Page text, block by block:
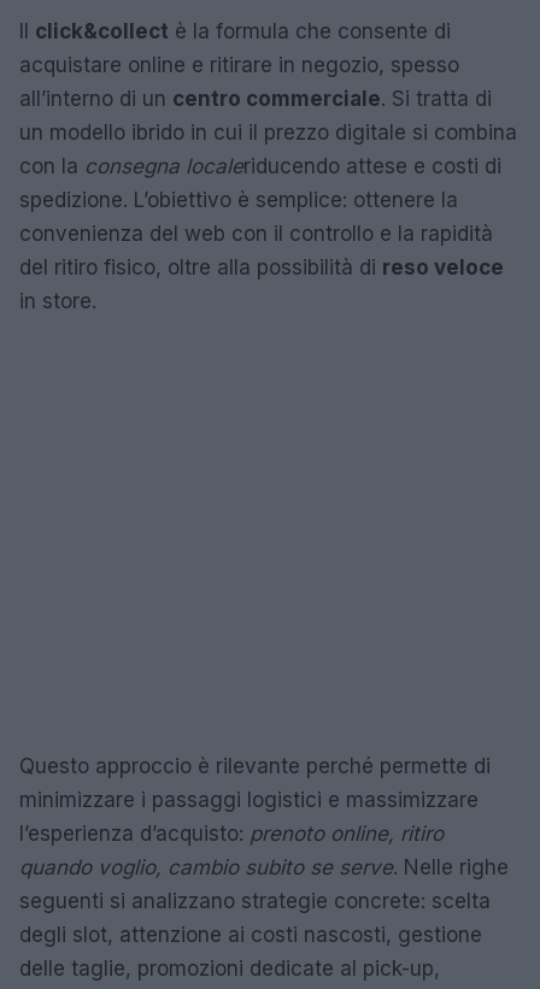
click&collect è la formula che consente di
acquistare online e ritirare in negozio, spesso
all’interno di un centro commerciale. Si tratta di
un modello ibrido in cui il prezzo digitale si combina
con la consegna localeriducendo attese e costi di
spedizione. L’obiettivo è semplice: ottenere la
convenienza del web con il controllo e la rapidità
del ritiro fisico, oltre alla possibilità di reso veloce
in store.
Questo approccio è rilevante perché permette di
minimizzare i passaggi logistici e massimizzare
l’esperienza d’acquisto: prenoto online, ritiro
quando voglio, cambio subito se serve. Nelle righe
seguenti si analizzano strategie concrete: scelta
degli slot, attenzione ai costi nascosti, gestione
delle taglie, promozioni dedicate al pick-up,